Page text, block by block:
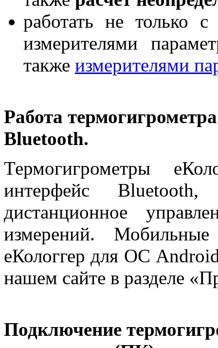
работать не только
измерителями
также измерителями
Работа
Bluetooth.
Термогигрометры
интерфейс
дистанционное
измерений.
еКологгер для ОС
нашем сайте в разделе
Подключение